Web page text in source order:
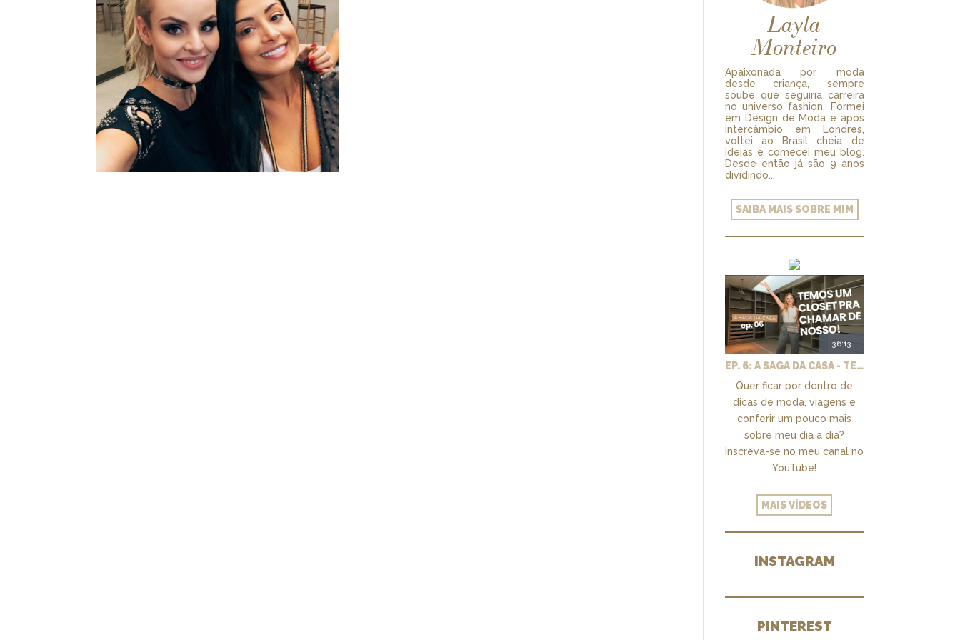
Layla
Monteiro
Apaixonada por moda
desde criança, sempre
soube que seguiria carreira
no universo fashion. Formei
em Design de Moda e após
intercâmbio em Londres,
voltei ao Brasil cheia de
ideias e comecei meu blog.
Desde então já são 9 anos
dividindo...
SAIBA MAIS SOBRE MIM
36:13
EP. 6: A SAGA DA CASA - TEMOS UM CLOSET PRA CHAMAR DE NOSSO + MARCENARIA E PAISAGISMO
Quer ficar por dentro de
dicas de moda, viagens e
conferir um pouco mais
sobre meu dia a dia?
Inscreva-se no meu canal no
YouTube!
MAIS VÍDEOS
INSTAGRAM
PINTEREST